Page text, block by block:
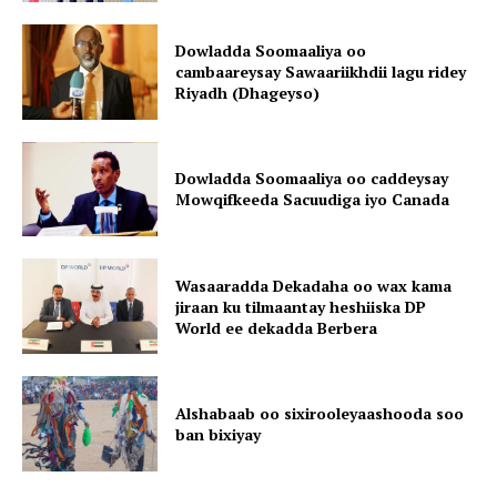
Dowladda Soomaaliya oo
cambaareysay Sawaariikhdii lagu ridey
Riyadh (Dhageyso)
Dowladda Soomaaliya oo caddeysay
Mowqifkeeda Sacuudiga iyo Canada
Wasaaradda Dekadaha oo wax kama
jiraan ku tilmaantay heshiiska DP
World ee dekadda Berbera
Alshabaab oo sixirooleyaashooda soo
ban bixiyay